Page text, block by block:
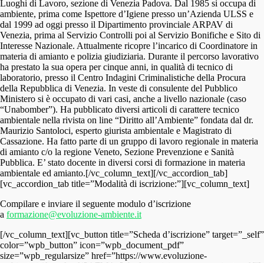
Luoghi di Lavoro, sezione di Venezia Padova. Dal 1985 si occupa di
ambiente, prima come Ispettore d’Igiene presso un’Azienda ULSS e
dal 1999 ad oggi presso il Dipartimento provinciale ARPAV di
Venezia, prima al Servizio Controlli poi al Servizio Bonifiche e Sito di
Interesse Nazionale. Attualmente ricopre l’incarico di Coordinatore in
materia di amianto e polizia giudiziaria. Durante il percorso lavorativo
ha prestato la sua opera per cinque anni, in qualità di tecnico di
laboratorio, presso il Centro Indagini Criminalistiche della Procura
della Repubblica di Venezia. In veste di consulente del Pubblico
Ministero si è occupato di vari casi, anche a livello nazionale (caso
“Unabomber”). Ha pubblicato diversi articoli di carattere tecnico
ambientale nella rivista on line “Diritto all’Ambiente” fondata dal dr.
Maurizio Santoloci, esperto giurista ambientale e Magistrato di
Cassazione. Ha fatto parte di un gruppo di lavoro regionale in materia
di amianto c/o la regione Veneto, Sezione Prevenzione e Sanità
Pubblica. E’ stato docente in diversi corsi di formazione in materia
ambientale ed amianto.[/vc_column_text][/vc_accordion_tab]
[vc_accordion_tab title=”Modalità di iscrizione:”][vc_column_text]
Compilare e inviare il seguente modulo d’iscrizione
a formazione@evoluzione-ambiente.it
[/vc_column_text][vc_button title=”Scheda d’iscrizione” target=”_self”
color=”wpb_button” icon=”wpb_document_pdf”
size=”wpb_regularsize” href=”https://www.evoluzione-